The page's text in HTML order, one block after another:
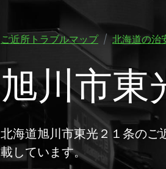
ご近所トラブルマップ 北海道の治
旭川市
北海道旭川市東光２１条のご
載しています。